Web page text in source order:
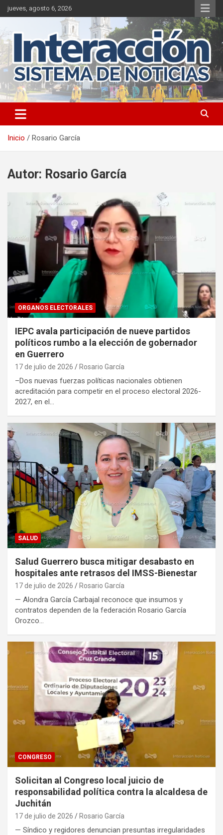
Saltar
al
jueves, agosto 6, 2026
Inicio Rosario García
Autor: Rosario García
ORGANOS ELECTORALES
IEPC avala participación de nueve partidos
políticos rumbo a la elección de gobernador
en Guerrero
17 de julio de 2026 Rosario García
–Dos nuevas fuerzas políticas nacionales obtienen
acreditación para competir en el proceso electoral 2026-
2027, en el…
SALUD
Salud Guerrero busca mitigar desabasto en
hospitales ante retrasos del IMSS-Bienestar
17 de julio de 2026 Rosario García
— Alondra García Carbajal reconoce que insumos y
contratos dependen de la federación Rosario García
Orozco…
CONGRESO
Solicitan al Congreso local juicio de
responsabilidad política contra la alcaldesa de
Juchitán
17 de julio de 2026 Rosario García
— Síndico y regidores denuncian presuntas irregularidades